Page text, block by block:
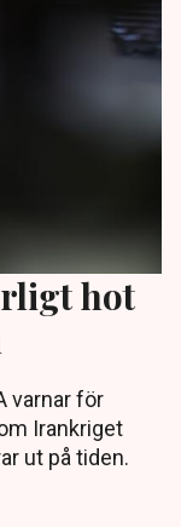
hot
varnar för
Irankriget
ut på tiden.